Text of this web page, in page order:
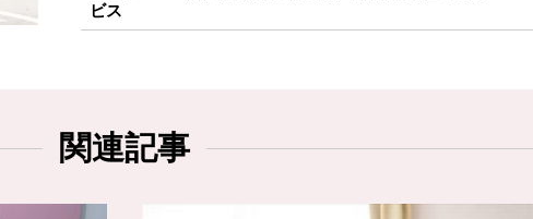
ビス
関連記事